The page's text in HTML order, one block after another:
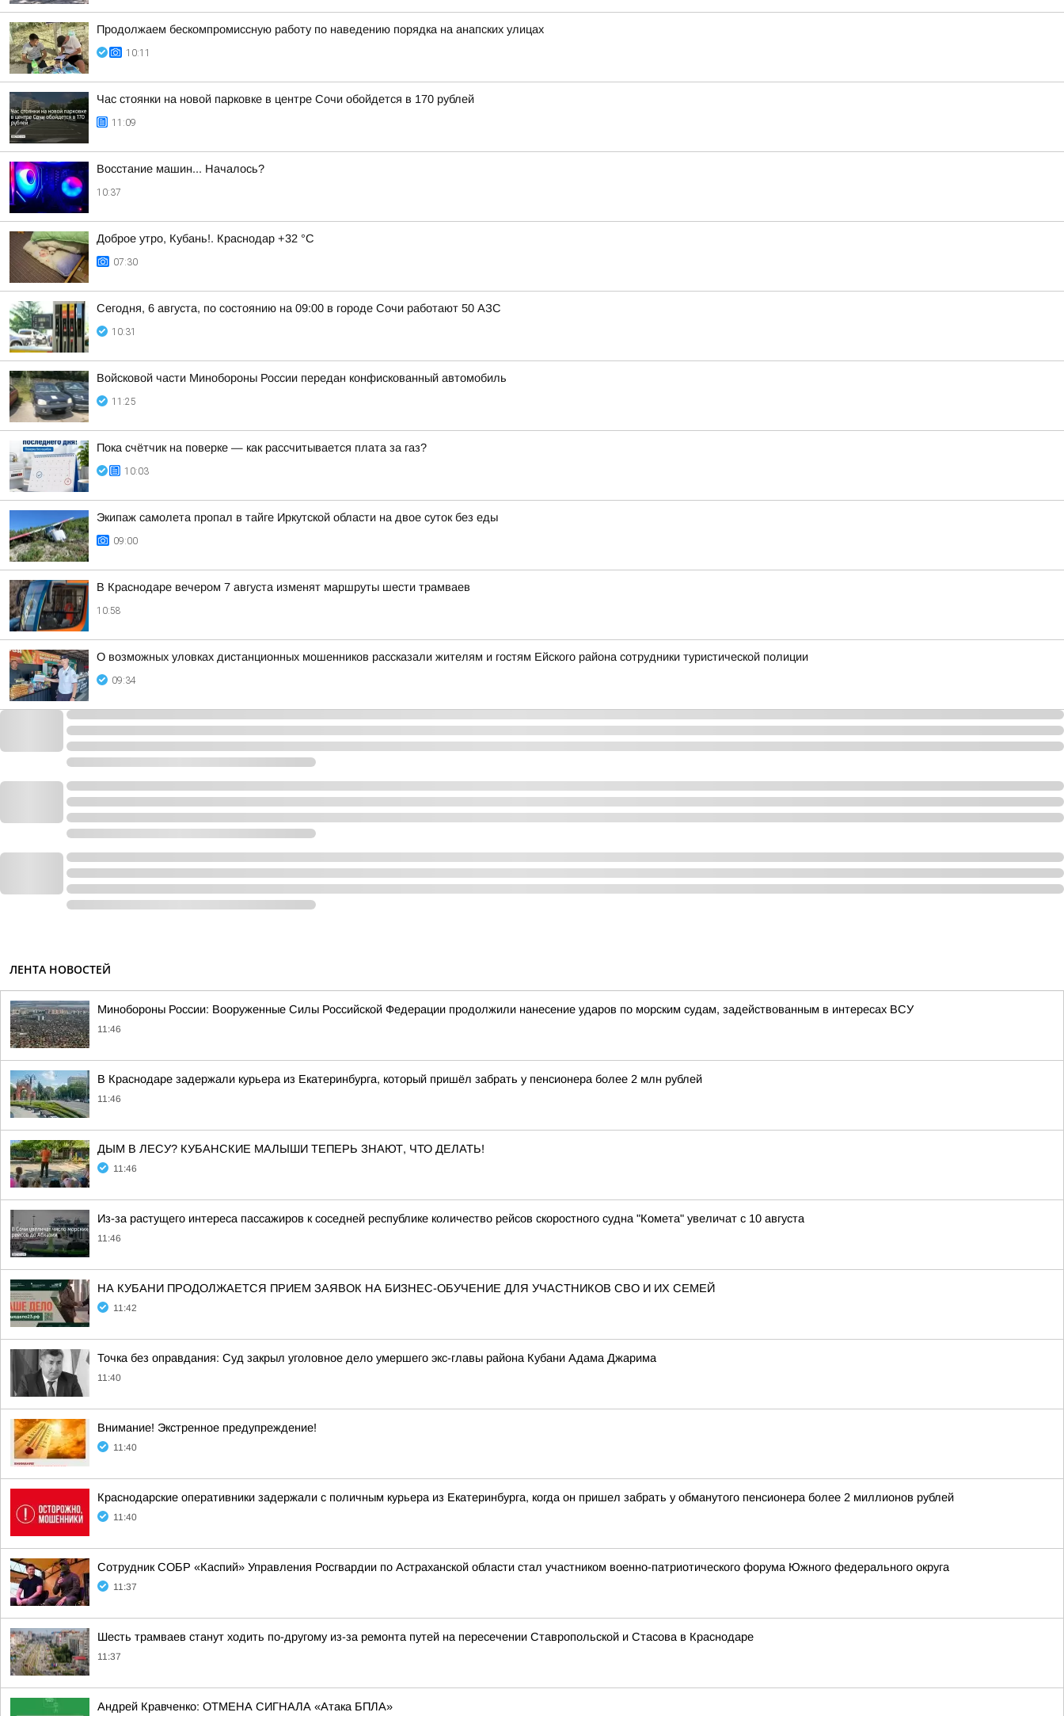
Продолжаем бескомпромиссную работу по наведению порядка на анапских улицах
10:11
Час стоянки на новой парковке в центре Сочи обойдется в 170 рублей
11:09
Восстание машин... Началось?
10:37
Доброе утро, Кубань!. Краснодар +32 °С
07:30
Сегодня, 6 августа, по состоянию на 09:00 в городе Сочи работают 50 АЗС
10:31
Войсковой части Минобороны России передан конфискованный автомобиль
11:25
Пока счётчик на поверке — как рассчитывается плата за газ?
10:03
Экипаж самолета пропал в тайге Иркутской области на двое суток без еды
09:00
В Краснодаре вечером 7 августа изменят маршруты шести трамваев
10:58
О возможных уловках дистанционных мошенников рассказали жителям и гостям Ейского района сотрудники туристической полиции
09:34
ЛЕНТА НОВОСТЕЙ
Минобороны России: Вооруженные Силы Российской Федерации продолжили нанесение ударов по морским судам, задействованным в интересах ВСУ
11:46
В Краснодаре задержали курьера из Екатеринбурга, который пришёл забрать у пенсионера более 2 млн рублей
11:46
ДЫМ В ЛЕСУ? КУБАНСКИЕ МАЛЫШИ ТЕПЕРЬ ЗНАЮТ, ЧТО ДЕЛАТЬ!
11:46
Из-за растущего интереса пассажиров к соседней республике количество рейсов скоростного судна "Комета" увеличат с 10 августа
11:46
НА КУБАНИ ПРОДОЛЖАЕТСЯ ПРИЕМ ЗАЯВОК НА БИЗНЕС-ОБУЧЕНИЕ ДЛЯ УЧАСТНИКОВ СВО И ИХ СЕМЕЙ
11:42
Точка без оправдания: Суд закрыл уголовное дело умершего экс-главы района Кубани Адама Джарима
11:40
Внимание! Экстренное предупреждение!
11:40
Краснодарские оперативники задержали с поличным курьера из Екатеринбурга, когда он пришел забрать у обманутого пенсионера более 2 миллионов рублей
11:40
Сотрудник СОБР «Каспий» Управления Росгвардии по Астраханской области стал участником военно-патриотического форума Южного федерального округа
11:37
Шесть трамваев станут ходить по-другому из-за ремонта путей на пересечении Ставропольской и Стасова в Краснодаре
11:37
Андрей Кравченко: ОТМЕНА СИГНАЛА «Атака БПЛА»